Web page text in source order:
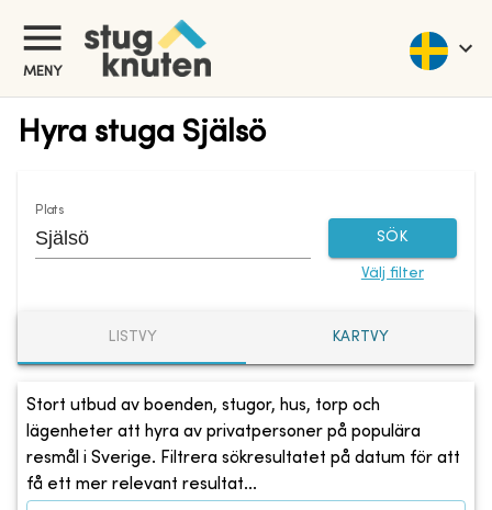
MENY
Hyra stuga Själsö
Plats
SÖK
Välj filter
LISTVY KARTVY
Stort utbud av boenden, stugor, hus, torp och
lägenheter att hyra av privatpersoner på populära
resmål i Sverige. Filtrera sökresultatet på datum för att
få ett mer relevant resultat...